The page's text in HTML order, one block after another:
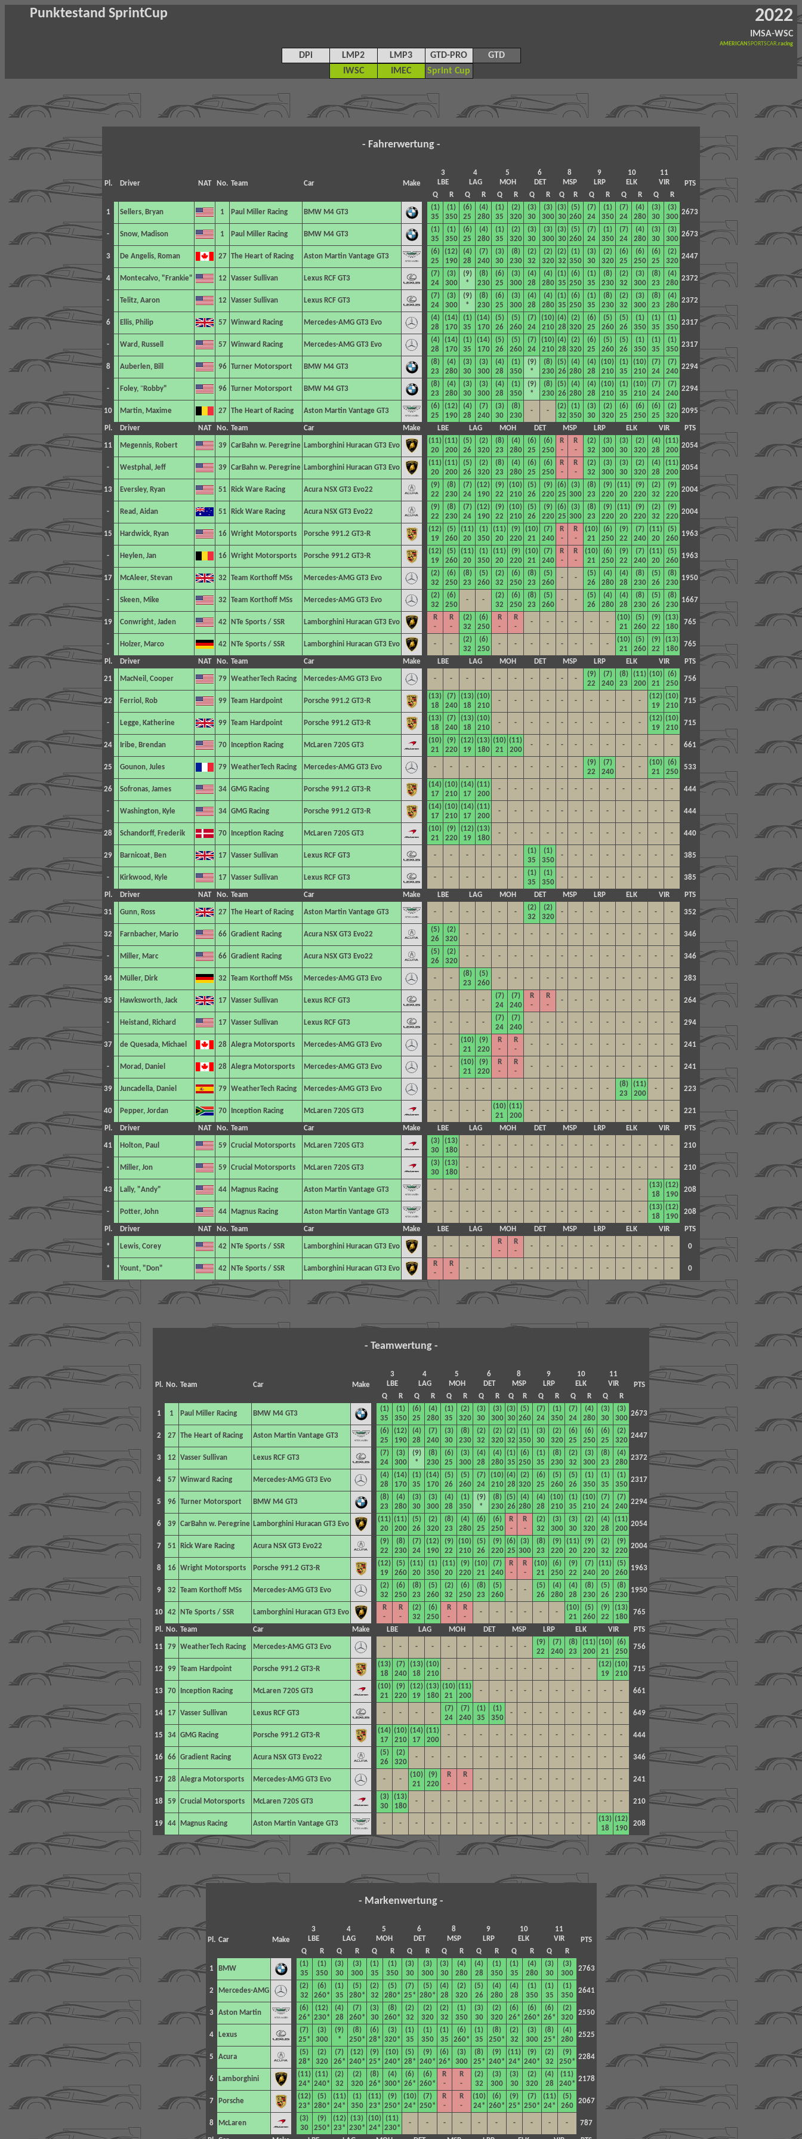
Punktestand SprintCup 2022
IMSA-WSC
AMERICANSPORTSCAR.racing
DPi LMP2 LMP3 GTD-PRO
GTD
IWSC
IMEC Sprint Cup
- Fahrerwertung -
Pl. Driver NAT No. Team Car Make
3
LBE
4
LAG
5
MOH
6
DET
8
MSP
9
LRP
10
ELK
11
VIR
PTS
Q
R Q R Q R Q R Q R Q R Q R Q R
1 Sellers, Bryan 1 Paul Miller Racing BMW M4 GT3
(1)
35
(1)
350
(6)
25
(4)
280
(1)
35
(2)
320
(3)
30
(3)
300
(3)
30
(5)
260
(7)
24
(1)
350
(7)
24
(4)
280
(3)
30
(3)
300
2673
- Snow, Madison 1 Paul Miller Racing BMW M4 GT3
(1)
35
(1)
350
(6)
25
(4)
280
(1)
35
(2)
320
(3)
30
(3)
300
(3)
30
(5)
260
(7)
24
(1)
350
(7)
24
(4)
280
(3)
30
(3)
300
2673
3 De Angelis, Roman 27 The Heart of Racing Aston Martin Vantage GT3
(6)
25
(12)
190
(4)
28
(7)
240
(3)
30
(8)
230
(2)
32
(2)
320
(2)
32
(1)
350
(3)
30
(2)
320
(6)
25
(6)
250
(6)
25
(2)
320
2447
4 Montecalvo, "Frankie" 12 Vasser Sullivan Lexus RCF GT3
(7)
24
(3)
300
(9)
*
(8)
230
(6)
25
(3)
300
(4)
28
(4)
280
(1)
35
(6)
250
(1)
35
(8)
230
(2)
32
(3)
300
(8)
23
(4)
280
2372
- Telitz, Aaron 12 Vasser Sullivan Lexus RCF GT3
(7)
24
(3)
300
(9)
*
(8)
230
(6)
25
(3)
300
(4)
28
(4)
280
(1)
35
(6)
250
(1)
35
(8)
230
(2)
32
(3)
300
(8)
23
(4)
280
2372
6 Ellis, Philip 57 Winward Racing Mercedes-AMG GT3 Evo
(4)
28
(14)
170
(1)
35
(14)
170
(5)
26
(5)
260
(7)
24
(10)
210
(4)
28
(2)
320
(6)
25
(5)
260
(5)
26
(1)
350
(1)
35
(1)
350
2317
- Ward, Russell 57 Winward Racing Mercedes-AMG GT3 Evo
(4)
28
(14)
170
(1)
35
(14)
170
(5)
26
(5)
260
(7)
24
(10)
210
(4)
28
(2)
320
(6)
25
(5)
260
(5)
26
(1)
350
(1)
35
(1)
350
2317
8 Auberlen, Bill 96 Turner Motorsport BMW M4 GT3
(8)
23
(4)
280
(3)
30
(3)
300
(4)
28
(1)
350
(9)
*
(8)
230
(5)
26
(4)
280
(4)
28
(10)
210
(1)
35
(10)
210
(7)
24
(7)
240
2294
- Foley, "Robby" 96 Turner Motorsport BMW M4 GT3
(8)
23
(4)
280
(3)
30
(3)
300
(4)
28
(1)
350
(9)
*
(8)
230
(5)
26
(4)
280
(4)
28
(10)
210
(1)
35
(10)
210
(7)
24
(7)
240
2294
10 Martin, Maxime 27 The Heart of Racing Aston Martin Vantage GT3
(6)
25
(12)
190
(4)
28
(7)
240
(3)
30
(8)
230
- -
(2)
32
(1)
350
(3)
30
(2)
320
(6)
25
(6)
250
(6)
25
(2)
320
2095
Pl. Driver NAT No. Team Car Make LBE LAG MOH DET MSP LRP ELK VIR PTS
11 Megennis, Robert 39 CarBahn w. Peregrine Lamborghini Huracan GT3 Evo
(11)
20
(11)
200
(5)
26
(2)
320
(8)
23
(4)
280
(6)
25
(6)
250
R
-
R
-
(2)
32
(3)
300
(3)
30
(2)
320
(4)
28
(11)
200
2054
- Westphal, Jeff 39 CarBahn w. Peregrine Lamborghini Huracan GT3 Evo
(11)
20
(11)
200
(5)
26
(2)
320
(8)
23
(4)
280
(6)
25
(6)
250
R
-
R
-
(2)
32
(3)
300
(3)
30
(2)
320
(4)
28
(11)
200
2054
13 Eversley, Ryan 51 Rick Ware Racing Acura NSX GT3 Evo22
(9)
22
(8)
230
(7)
24
(12)
190
(9)
22
(10)
210
(5)
26
(9)
220
(6)
25
(3)
300
(8)
23
(9)
220
(11)
20
(9)
220
(2)
32
(9)
220
2004
- Read, Aidan 51 Rick Ware Racing Acura NSX GT3 Evo22
(9)
22
(8)
230
(7)
24
(12)
190
(9)
22
(10)
210
(5)
26
(9)
220
(6)
25
(3)
300
(8)
23
(9)
220
(11)
20
(9)
220
(2)
32
(9)
220
2004
15 Hardwick, Ryan 16 Wright Motorsports Porsche 991.2 GT3-R
(12)
19
(5)
260
(11)
20
(1)
350
(11)
20
(9)
220
(10)
21
(7)
240
R
-
R
-
(10)
21
(6)
250
(9)
22
(7)
240
(11)
20
(5)
260
1963
- Heylen, Jan 16 Wright Motorsports Porsche 991.2 GT3-R
(12)
19
(5)
260
(11)
20
(1)
350
(11)
20
(9)
220
(10)
21
(7)
240
R
-
R
-
(10)
21
(6)
250
(9)
22
(7)
240
(11)
20
(5)
260
1963
17 McAleer, Stevan 32 Team Korthoff MSs Mercedes-AMG GT3 Evo
(2)
32
(6)
250
(8)
23
(5)
260
(2)
32
(6)
250
(8)
23
(5)
260
- -
(5)
26
(4)
280
(4)
28
(8)
230
(5)
26
(8)
230
1950
- Skeen, Mike 32 Team Korthoff MSs Mercedes-AMG GT3 Evo
(2)
32
(6)
250
- -
(2)
32
(6)
250
(8)
23
(5)
260
- -
(5)
26
(4)
280
(4)
28
(8)
230
(5)
26
(8)
230
1667
19 Conwright, Jaden 42 NTe Sports / SSR Lamborghini Huracan GT3 Evo
R
-
R
-
(2)
32
(6)
250
R
-
R
-
- - - - - -
(10)
21
(5)
260
(9)
22
(13)
180
765
- Holzer, Marco 42 NTe Sports / SSR Lamborghini Huracan GT3 Evo - -
(2)
32
(6)
250
- - - - - - - -
(10)
21
(5)
260
(9)
22
(13)
180
765
Pl. Driver NAT No. Team Car Make LBE LAG MOH DET MSP LRP ELK VIR PTS
21 MacNeil, Cooper 79 WeatherTech Racing Mercedes-AMG GT3 Evo - - - - - - - - - -
(9)
22
(7)
240
(8)
23
(11)
200
(10)
21
(6)
250
756
22 Ferriol, Rob 99 Team Hardpoint Porsche 991.2 GT3-R
(13)
18
(7)
240
(13)
18
(10)
210
- - - - - - - - - -
(12)
19
(10)
210
715
- Legge, Katherine 99 Team Hardpoint Porsche 991.2 GT3-R
(13)
18
(7)
240
(13)
18
(10)
210
- - - - - - - - - -
(12)
19
(10)
210
715
24 Iribe, Brendan 70 Inception Racing McLaren 720S GT3
(10)
21
(9)
220
(12)
19
(13)
180
(10)
21
(11)
200
- - - - - - - - - - 661
25 Gounon, Jules 79 WeatherTech Racing Mercedes-AMG GT3 Evo - - - - - - - - - -
(9)
22
(7)
240
- -
(10)
21
(6)
250
533
26 Sofronas, James 34 GMG Racing Porsche 991.2 GT3-R
(14)
17
(10)
210
(14)
17
(11)
200
- - - - - - - - - - - - 444
- Washington, Kyle 34 GMG Racing Porsche 991.2 GT3-R
(14)
17
(10)
210
(14)
17
(11)
200
- - - - - - - - - - - - 444
28 Schandorff, Frederik 70 Inception Racing McLaren 720S GT3
(10)
21
(9)
220
(12)
19
(13)
180
- - - - - - - - - - - - 440
29 Barnicoat, Ben 17 Vasser Sullivan Lexus RCF GT3 - - - - - -
(1)
35
(1)
350
- - - - - - - - 385
- Kirkwood, Kyle 17 Vasser Sullivan Lexus RCF GT3 - - - - - -
(1)
35
(1)
350
- - - - - - - - 385
Pl. Driver NAT No. Team Car Make LBE LAG MOH DET MSP LRP ELK VIR PTS
31 Gunn, Ross 27 The Heart of Racing Aston Martin Vantage GT3 - - - - - -
(2)
32
(2)
320
- - - - - - - - 352
32 Farnbacher, Mario 66 Gradient Racing Acura NSX GT3 Evo22
(5)
26
(2)
320
- - - - - - - - - - - - - - 346
- Miller, Marc 66 Gradient Racing Acura NSX GT3 Evo22
(5)
26
(2)
320
- - - - - - - - - - - - - - 346
34 Müller, Dirk 32 Team Korthoff MSs Mercedes-AMG GT3 Evo - -
(8)
23
(5)
260
- - - - - - - - - - - - 283
35 Hawksworth, Jack 17 Vasser Sullivan Lexus RCF GT3 - - - -
(7)
24
(7)
240
R
-
R
-
- - - - - - - - 264
- Heistand, Richard 17 Vasser Sullivan Lexus RCF GT3 - - - -
(7)
24
(7)
240
- - - - - - - - - - 294
37 de Quesada, Michael 28 Alegra Motorsports Mercedes-AMG GT3 Evo - -
(10)
21
(9)
220
R
-
R
-
- - - - - - - - - - 241
- Morad, Daniel 28 Alegra Motorsports Mercedes-AMG GT3 Evo - -
(10)
21
(9)
220
R
-
R
-
- - - - - - - - - - 241
39 Juncadella, Daniel 79 WeatherTech Racing Mercedes-AMG GT3 Evo - - - - - - - - - - - -
(8)
23
(11)
200
- - 223
40 Pepper, Jordan 70 Inception Racing McLaren 720S GT3 - - - -
(10)
21
(11)
200
- - - - - - - - - - 221
Pl. Driver NAT No. Team Car Make LBE LAG MOH DET MSP LRP ELK VIR PTS
41 Holton, Paul 59 Crucial Motorsports McLaren 720S GT3
(3)
30
(13)
180
- - - - - - - - - - - - - - 210
- Miller, Jon 59 Crucial Motorsports McLaren 720S GT3
(3)
30
(13)
180
- - - - - - - - - - - - - - 210
43 Lally, "Andy" 44 Magnus Racing Aston Martin Vantage GT3 - - - - - - - - - - - - - -
(13)
18
(12)
190
208
- Potter, John 44 Magnus Racing Aston Martin Vantage GT3 - - - - - - - - - - - - - -
(13)
18
(12)
190
208
Pl. Driver NAT No. Team Car Make LBE LAG MOH DET MSP LRP ELK VIR PTS
* Lewis, Corey 42 NTe Sports / SSR Lamborghini Huracan GT3 Evo - - - -
R
-
R
-
- - - - - - - - - - 0
* Yount, "Don" 42 NTe Sports / SSR Lamborghini Huracan GT3 Evo
R
-
R
-
- - - - - - - - - - - - - - 0
- Teamwertung -
Pl. No. Team Car Make
3
LBE
4
LAG
5
MOH
6
DET
8
MSP
9
LRP
10
ELK
11
VIR
PTS
Q
R Q R Q R Q R Q R Q R Q R Q R
1 1 Paul Miller Racing BMW M4 GT3
(1)
35
(1)
350
(6)
25
(4)
280
(1)
35
(2)
320
(3)
30
(3)
300
(3)
30
(5)
260
(7)
24
(1)
350
(7)
24
(4)
280
(3)
30
(3)
300
2673
2 27 The Heart of Racing Aston Martin Vantage GT3
(6)
25
(12)
190
(4)
28
(7)
240
(3)
30
(8)
230
(2)
32
(2)
320
(2)
32
(1)
350
(3)
30
(2)
320
(6)
25
(6)
250
(6)
25
(2)
320
2447
3 12 Vasser Sullivan Lexus RCF GT3
(7)
24
(3)
300
(9)
*
(8)
230
(6)
25
(3)
300
(4)
28
(4)
280
(1)
35
(6)
250
(1)
35
(8)
230
(2)
32
(3)
300
(8)
23
(4)
280
2372
4 57 Winward Racing Mercedes-AMG GT3 Evo
(4)
28
(14)
170
(1)
35
(14)
170
(5)
26
(5)
260
(7)
24
(10)
210
(4)
28
(2)
320
(6)
25
(5)
260
(5)
26
(1)
350
(1)
35
(1)
350
2317
5 96 Turner Motorsport BMW M4 GT3
(8)
23
(4)
280
(3)
30
(3)
300
(4)
28
(1)
350
(9)
*
(8)
230
(5)
26
(4)
280
(4)
28
(10)
210
(1)
35
(10)
210
(7)
24
(7)
240
2294
6 39 CarBahn w. Peregrine Lamborghini Huracan GT3 Evo
(11)
20
(11)
200
(5)
26
(2)
320
(8)
23
(4)
280
(6)
25
(6)
250
R
-
R
-
(2)
32
(3)
300
(3)
30
(2)
320
(4)
28
(11)
200
2054
7 51 Rick Ware Racing Acura NSX GT3 Evo22
(9)
22
(8)
230
(7)
24
(12)
190
(9)
22
(10)
210
(5)
26
(9)
220
(6)
25
(3)
300
(8)
23
(9)
220
(11)
20
(9)
220
(2)
32
(9)
220
2004
8 16 Wright Motorsports Porsche 991.2 GT3-R
(12)
19
(5)
260
(11)
20
(1)
350
(11)
20
(9)
220
(10)
21
(7)
240
R
-
R
-
(10)
21
(6)
250
(9)
22
(7)
240
(11)
20
(5)
260
1963
9 32 Team Korthoff MSs Mercedes-AMG GT3 Evo
(2)
32
(6)
250
(8)
23
(5)
260
(2)
32
(6)
250
(8)
23
(5)
260
- -
(5)
26
(4)
280
(4)
28
(8)
230
(5)
26
(8)
230
1950
10 42 NTe Sports / SSR Lamborghini Huracan GT3 Evo
R
-
R
-
(2)
32
(6)
250
R
-
R
-
- - - - - -
(10)
21
(5)
260
(9)
22
(13)
180
765
Pl. No. Team Car Make LBE LAG MOH DET MSP LRP ELK VIR PTS
11 79 WeatherTech Racing Mercedes-AMG GT3 Evo - - - - - - - - - -
(9)
22
(7)
240
(8)
23
(11)
200
(10)
21
(6)
250
756
12 99 Team Hardpoint Porsche 991.2 GT3-R
(13)
18
(7)
240
(13)
18
(10)
210
- - - - - - - - - -
(12)
19
(10)
210
715
13 70 Inception Racing McLaren 720S GT3
(10)
21
(9)
220
(12)
19
(13)
180
(10)
21
(11)
200
- - - - - - - - - - 661
14 17 Vasser Sullivan Lexus RCF GT3 - - - -
(7)
24
(7)
240
(1)
35
(1)
350
- - - - - - - - 649
15 34 GMG Racing Porsche 991.2 GT3-R
(14)
17
(10)
210
(14)
17
(11)
200
- - - - - - - - - - - - 444
16 66 Gradient Racing Acura NSX GT3 Evo22
(5)
26
(2)
320
- - - - - - - - - - - - - - 346
17 28 Alegra Motorsports Mercedes-AMG GT3 Evo - -
(10)
21
(9)
220
R
-
R
-
- - - - - - - - - - 241
18 59 Crucial Motorsports McLaren 720S GT3
(3)
30
(13)
180
- - - - - - - - - - - - - - 210
19 44 Magnus Racing Aston Martin Vantage GT3 - - - - - - - - - - - - - -
(13)
18
(12)
190
208
- Markenwertung -
Pl. Car Make
3
LBE
4
LAG
5
MOH
6
DET
8
MSP
9
LRP
10
ELK
11
VIR
PTS
Q
R Q R Q R Q R Q R Q R Q R Q R
1 BMW
(1)
35
(1)
350
(3)
30
(3)
300
(1)
35
(1)
350
(3)
30
(3)
300
(3)
30
(4)
280
(4)
28
(1)
350
(1)
35
(4)
280
(3)
30
(3)
300
2763
2 Mercedes-AMG
(2)
32
(6)
260*
(1)
35
(5)
280*
(2)
32
(5)
280*
(7)
25*
(5)
280*
(4)
28
(2)
320
(5)
26
(4)
280
(4)
28
(1)
350
(1)
35
(1)
350
2641
3 Aston Martin
(6)
26*
(12)
230*
(4)
28
(7)
260*
(3)
30
(8)
260*
(2)
32
(2)
320
(2)
32
(1)
350
(3)
30
(2)
320
(6)
26*
(6)
260*
(6)
26*
(2)
320
2550
4 Lexus
(7)
25*
(3)
300
(9)
*
(8)
250*
(6)
28*
(3)
320*
(1)
35
(1)
350
(1)
35
(6)
260*
(1)
35
(8)
250*
(2)
32
(3)
300
(8)
25*
(4)
280
2525
5 Acura
(5)
28*
(2)
320
(7)
26*
(12)
240*
(9)
25*
(10)
240*
(5)
28*
(9)
240*
(6)
26*
(3)
300
(8)
25*
(9)
240*
(11)
24*
(9)
240*
(2)
32
(9)
250*
2284
6 Lamborghini
(11)
24*
(11)
240*
(2)
32
(2)
320
(8)
26*
(4)
300*
(6)
26*
(6)
260*
R
-
R
-
(2)
32
(3)
300
(3)
30
(2)
320
(4)
28
(11)
240*
2178
7 Porsche
(12)
23*
(5)
280*
(11)
24*
(1)
350
(11)
23*
(9)
250*
(10)
24*
(7)
250*
R
-
R
-
(10)
24*
(6)
260*
(9)
25*
(7)
250*
(11)
24*
(5)
260
2067
8 McLaren
(3)
30
(9)
250*
(12)
23*
(13)
230*
(10)
24*
(11)
230*
- - - - - - - - - - 787